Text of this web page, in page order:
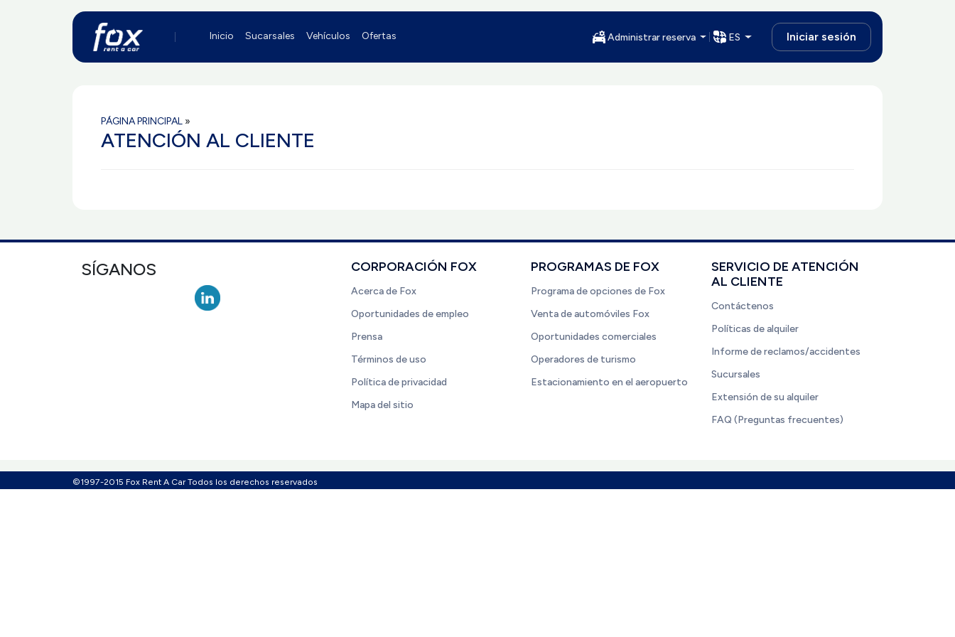
Inicio Sucarsales Vehículos Ofertas Administrar reserva ES Iniciar sesión
PÁGINA PRINCIPAL »
ATENCIÓN AL CLIENTE
SÍGANOS CORPORACIÓN FOX
Acerca de Fox
Oportunidades de empleo
Prensa
Términos de uso
Política de privacidad
Mapa del sitio
PROGRAMAS DE FOX
Programa de opciones de Fox
Venta de automóviles Fox
Oportunidades comerciales
Operadores de turismo
Estacionamiento en el aeropuerto
SERVICIO DE ATENCIÓN
AL CLIENTE
Contáctenos
Políticas de alquiler
Informe de reclamos/accidentes
Sucursales
Extensión de su alquiler
FAQ (Preguntas frecuentes)
©1997-2015 Fox Rent A Car Todos los derechos reservados